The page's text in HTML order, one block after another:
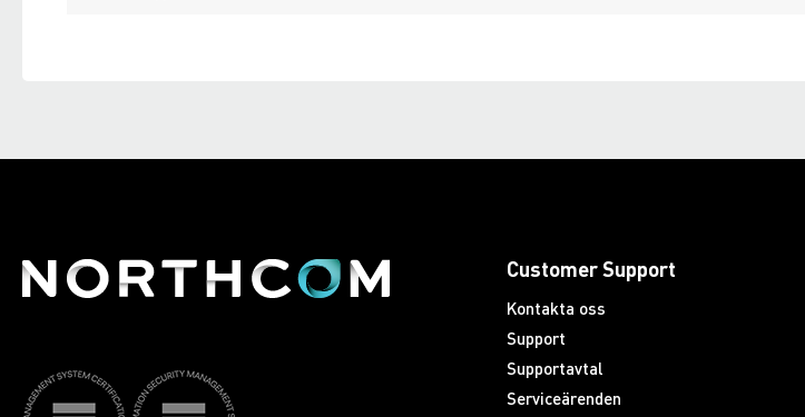
Customer Support
Kontakta oss
Support
Supportavtal
Serviceärenden